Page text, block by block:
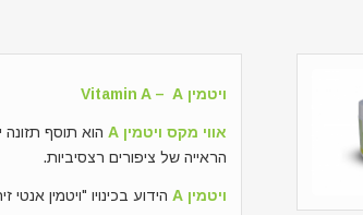
ויטמין Vitamin A – A
אווי מקס ויטמין A
הוא תוסף
הראייה של ציפורים רצסיביות.
ויטמין A
הידוע בכינויו "ויטמין